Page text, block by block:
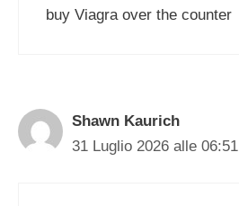
buy Viagra over the counter
Shawn Kaurich
31 Luglio 2026 alle 06:51